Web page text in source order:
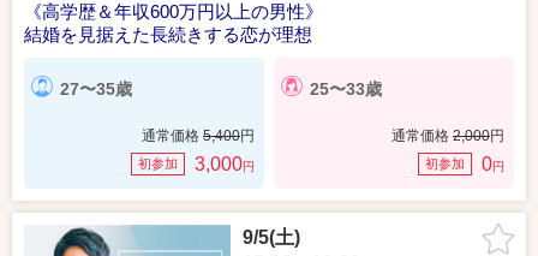
《高学歴＆年収600万円以上の男性》
結婚を見据えた長続きする恋が理想
27〜35歳
通常価格 5,400円
初参加 3,000円
25〜33歳
通常価格 2,000円
初参加 0円
9/5(土)